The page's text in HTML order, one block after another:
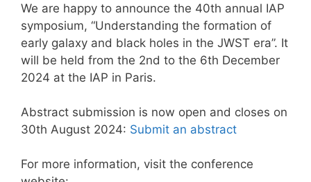
We are happy to announce the 40th annual IAP
symposium, “Understanding the formation of
early galaxy and black holes in the JWST era”. It
will be held from the 2nd to the 6th December
2024 at the IAP in Paris.
Abstract submission is now open and closes on
30th August 2024: Submit an abstract
For more information, visit the conference